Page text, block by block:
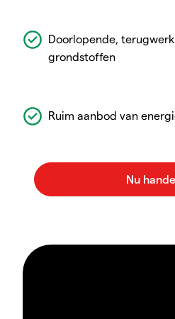
Doorlopende,
grondstoffen
Ruim aanbod van